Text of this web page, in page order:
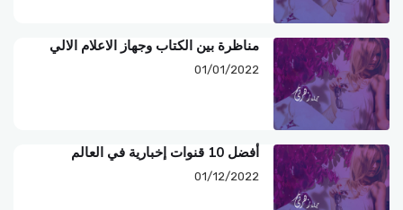
مناظرة بين الكتاب وجهاز الاعلام الالي
01/01/2022
أفضل 10 قنوات إخبارية في العالم
01/12/2022